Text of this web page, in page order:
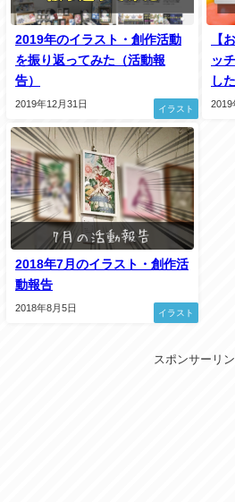
イラスト
2019年のイラスト・創作活動
を振り返ってみた（活動報
告）
2019年12月31日
【
ッ
し
2019
イラスト
2018年7月のイラスト・創作活
動報告
2018年8月5日
スポンサーリ